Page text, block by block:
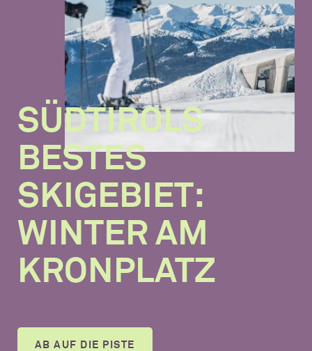
SÜDTIROLS
BESTES
SKIGEBIET:
WINTER AM
KRONPLATZ
AB AUF DIE PISTE